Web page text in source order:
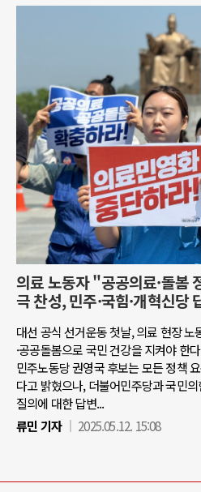
의료 노동자 "공공의료·돌봄
극 찬성, 민주·국힘·개혁신당
대선 공식 선거운동 첫날, 의료 현장
·공공돌봄으로 국민 건강을 지켜야 한
민주노동당 권영국 후보는 모든 정책
다고 밝혔으나, 더불어민주당과 국민
질의에 대한 답변...
류민 기자
2025.05.12. 15:08